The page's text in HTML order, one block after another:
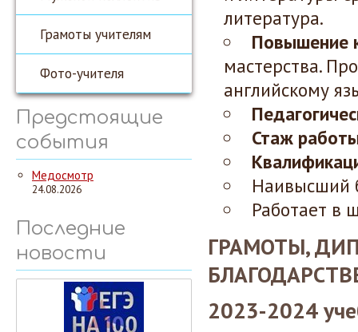
Грамоты учителям
Фото-учителя
Предстоящие
события
Медосмотр
24.08.2026
Последние
новости
литература.
Повышение
мастерства.
английскому
Стаж
Наивысший
Работает в
ГРАМОТЫ,
2023-2024